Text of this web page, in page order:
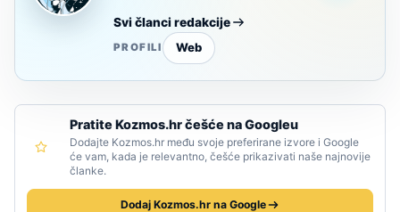
Svi članci redakcije
PROFILI Web
Pratite Kozmos.hr češće na Googleu
Dodajte Kozmos.hr među svoje preferirane izvore i Google
će vam, kada je relevantno, češće prikazivati naše najnovije
članke.
Dodaj Kozmos.hr na Google